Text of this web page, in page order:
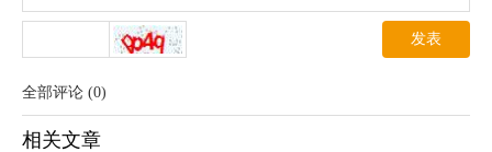
发表
全部评论 (0)
相关文章